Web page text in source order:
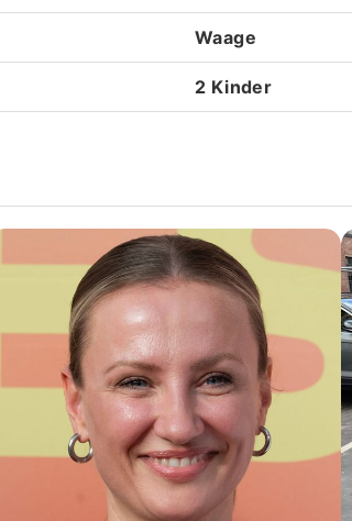
Waage
2 Kinder